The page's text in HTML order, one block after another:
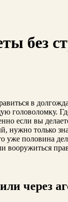
без
в
головоломку.
если вы
нужно только
уже половина
вооружиться
через